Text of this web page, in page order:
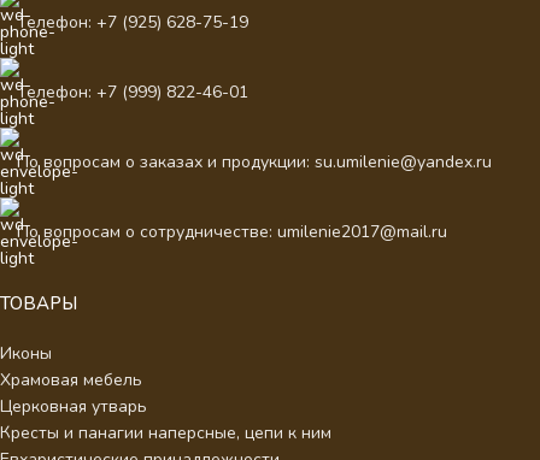
Телефон: +7 (925) 628-75-19
Телефон: +7 (999) 822-46-01
По вопросам о заказах и продукции: su.umilenie@yandex.ru
По вопросам о сотрудничестве: umilenie2017@mail.ru
ТОВАРЫ
Иконы
Храмовая мебель
Церковная утварь
Кресты и панагии наперсные, цепи к ним